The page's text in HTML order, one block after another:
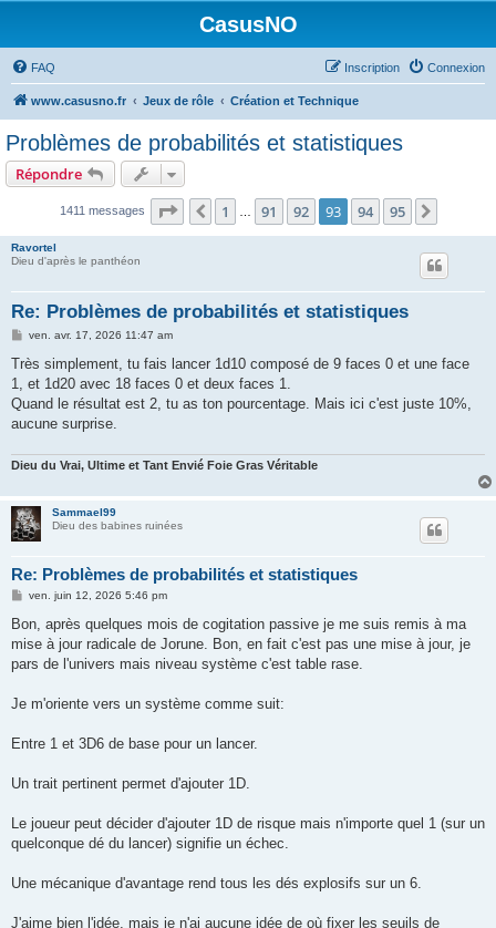
CasusNO
FAQ Connexion
Inscription
www.casusno.fr Jeux de rôle Création et Technique
Problèmes de probabilités et statistiques
Répondre
1411 messages Page 93 sur 95
Précédent
1 91 92 93 94 95
Ravortel
Dieu d'après le panthéon
Re: Problèmes de probabilités et statistiques
M
s
a
g
ven. avr. 17, 2026 11:47 am
Très simplement, tu fais lancer 1d10 composé de 9 faces 0 et une face
1, et 1d20 avec 18 faces 0 et deux faces 1.
Quand le résultat est 2, tu as ton pourcentage. Mais ici c'est juste 10%,
aucune surprise.
Dieu du Vrai, Ultime et Tant Envié Foie Gras Véritable
Sammael99
Dieu des babines ruinées
Re: Problèmes de probabilités et statistiques
M
s
a
g
ven. juin 12, 2026 5:46 pm
Bon, après quelques mois de cogitation passive je me suis remis à ma
mise à jour radicale de Jorune. Bon, en fait c'est pas une mise à jour, je
pars de l'univers mais niveau système c'est table rase.
Je m'oriente vers un système comme suit:
Entre 1 et 3D6 de base pour un lancer.
Un trait pertinent permet d'ajouter 1D.
Le joueur peut décider d'ajouter 1D de risque mais n'importe quel 1 (sur un
quelconque dé du lancer) signifie un échec.
Une mécanique d'avantage rend tous les dés explosifs sur un 6.
J'aime bien l'idée, mais je n'ai aucune idée de où fixer les seuils de